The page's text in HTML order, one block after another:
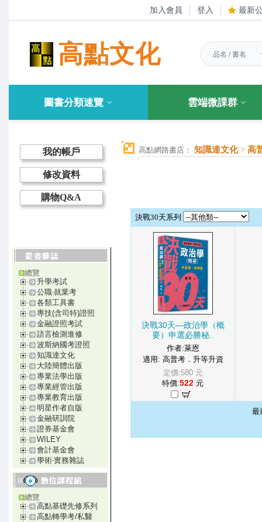
加入會員 登入 最新
高點文化
圖書分類速覽 雲端微課群
我的帳戶
修改資料
購物Q&A
總覽
升學考試
公職‧就業考
各類工具書
專技(含司特)證照
金融證照考試
語言檢測進修
波斯納國考證照
知識達文化
大陸簡體出版
專業法學出版
專業經管出版
專業教育出版
明星作者自版
金融研訓院
證券基金會
WILEY
會計基金會
學術‧實務雜誌
總覽
高點基礎先修系列
高點轉學考/私醫
高點網路書店： 知識達文化 > 高
決戰30天系列
決戰30天—政治學（概
要）申選必勝秘..
作者:萊恩
適用: 高普考．升等升資
定價:580 元
特價:522 元
最